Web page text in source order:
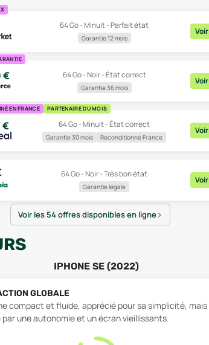
64 Go - Minuit - Parfait état
Garantie 12 mois
Voir
€ 64 Go - Noir - État correct
Garantie 36 mois
Voir
EN FRANCE PARTENAIRE DU MOIS
€ 64 Go - Minuit - État correct
Garantie 30 mois Reconditionné France
Voir
64 Go - Noir - Très bon état
Garantie légale
Voir
Voir les 54 offres disponibles en ligne
IPHONE SE (2022)
GLOBALE
compact et fluide, apprécié pour sa simplicité, mais
par une autonomie et un écran vieillissants.